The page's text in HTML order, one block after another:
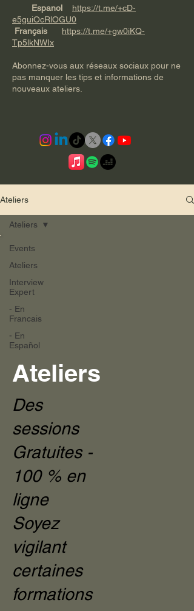
Espanol
https://t.me/+cD-
e5guiOcRlOGU0
Français
https://t.me/+gw0iKQ-
Tp5lkNWIx
Abonnez-vous aux réseaux sociaux pour ne
pas manquer les tips et informations de
nouveaux ateliers.
Ateliers
Events
Ateliers
Interview
Expert
- En
Francais
- En
Español
Ateliers
Ateliers
Des
sessions
Gratuites -
100 % en
ligne
Soyez
vigilant
certaines
formations